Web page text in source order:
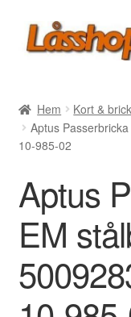
Hoppa
till
Hoppa
till
Rea
Villkor
Vanliga frågor
Forum/Manualer/
Support
Hem Kort &
Aptus
10-985-02
Aptus
EM